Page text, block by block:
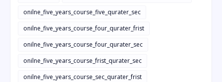
onilne_five_years_course_five_qurater_sec
onilne_five_years_course_four_qurater_frist
onilne_five_years_course_four_qurater_sec
onilne_five_years_course_frist_qurater_sec
onilne_five_years_course_sec_qurater_frist